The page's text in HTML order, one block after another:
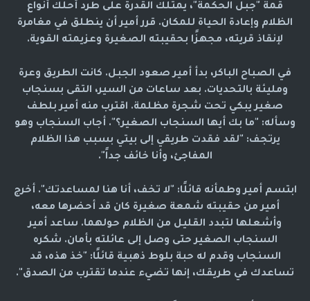
قمة "جبل الحكمة"، يمتلك القدرة على طرد أحلك أنواع
الظلام وإعادة الحياة للمكان. قرر أمير أن ينطلق في مغامرة
لإنقاذ قريته، مجهزًا بحقيبته الصغيرة وعزيمته القوية.
في الصباح الباكر، بدأ أمير صعود الجبل. كانت الطريق وعرة
ومليئة بالتحديات. بعد ساعات من السير، التقى بسنجاب
صغير يبكي تحت شجرة مظلمة. اقترب منه أمير بلطف
وسأله: "ما بك أيها السنجاب الصغير؟". أجاب السنجاب وهو
يرتجف: "لقد فقدت طريقي إلى بيتي بسبب هذا الظلام
المفاجئ، وأنا خائف جداً".
ابتسم أمير وطمأنه قائلًا: "لا تخف، أنا هنا لمساعدتك". أخرج
أمير من حقيبته شمعة صغيرة كان قد أحضرها معه،
وأشعلها لتبدد القليل من الظلام حولهما. ساعد أمير
السنجاب الصغير حتى وصل إلى عائلته بأمان. شكره
السنجاب وقدم له حبة بلوط ذهبية قائلًا: "خذ هذه، قد
تساعدك في طريقك، إنها تضيء عندما تقترب من الصدق".